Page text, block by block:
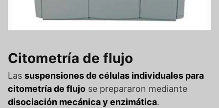
Citometría de flujo
Las suspensiones de células individuales para
citometría de flujo se prepararon mediante
disociación mecánica y enzimática.